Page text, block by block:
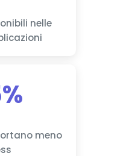
nelle
meno